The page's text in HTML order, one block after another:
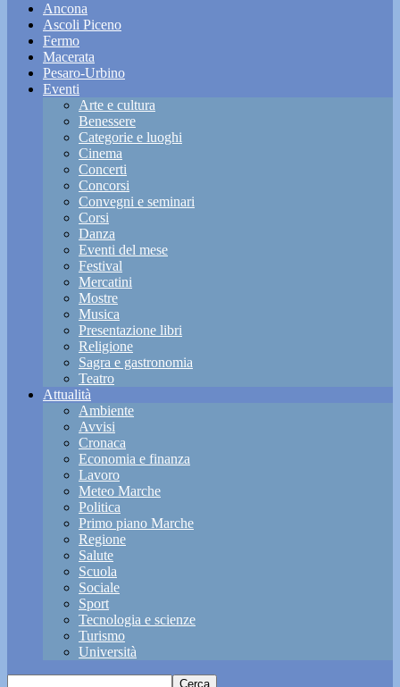
Ancona
Ascoli Piceno
Fermo
Macerata
Pesaro-Urbino
Eventi
Arte e cultura
Benessere
Categorie e luoghi
Cinema
Concerti
Concorsi
Convegni e seminari
Corsi
Danza
Eventi del mese
Festival
Mercatini
Mostre
Musica
Presentazione libri
Religione
Sagra e gastronomia
Teatro
Attualità
Ambiente
Avvisi
Cronaca
Economia e finanza
Lavoro
Meteo Marche
Politica
Primo piano Marche
Regione
Salute
Scuola
Sociale
Sport
Tecnologia e scienze
Turismo
Università